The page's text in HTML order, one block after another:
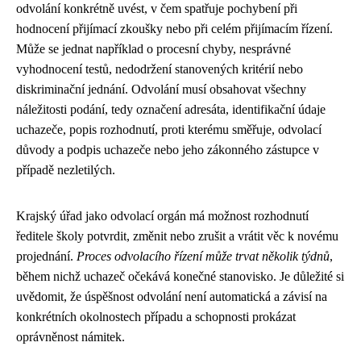
odvolání konkrétně uvést, v čem spatřuje pochybení při
hodnocení přijímací zkoušky nebo při celém přijímacím řízení.
Může se jednat například o procesní chyby, nesprávné
vyhodnocení testů, nedodržení stanovených kritérií nebo
diskriminační jednání. Odvolání musí obsahovat všechny
náležitosti podání, tedy označení adresáta, identifikační údaje
uchazeče, popis rozhodnutí, proti kterému směřuje, odvolací
důvody a podpis uchazeče nebo jeho zákonného zástupce v
případě nezletilých.
Krajský úřad jako odvolací orgán má možnost rozhodnutí
ředitele školy potvrdit, změnit nebo zrušit a vrátit věc k novému
projednání. Proces odvolacího řízení může trvat několik týdnů,
během nichž uchazeč očekává konečné stanovisko. Je důležité si
uvědomit, že úspěšnost odvolání není automatická a závisí na
konkrétních okolnostech případu a schopnosti prokázat
oprávněnost námitek.